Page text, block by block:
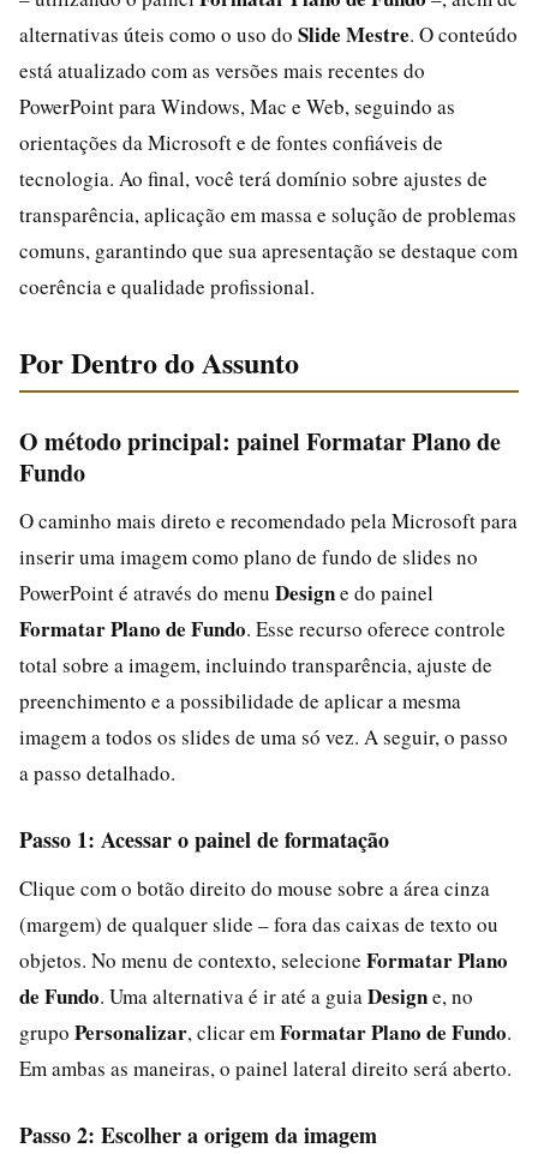
alternativas úteis como o uso do Slide Mestre. O conteúdo
está atualizado com as versões mais recentes do
PowerPoint para Windows, Mac e Web, seguindo as
orientações da Microsoft e de fontes confiáveis de
tecnologia. Ao final, você terá domínio sobre ajustes de
transparência, aplicação em massa e solução de problemas
comuns, garantindo que sua apresentação se destaque com
coerência e qualidade profissional.
Por Dentro do Assunto
O método principal: painel Formatar Plano de
Fundo
O caminho mais direto e recomendado pela Microsoft para
inserir uma imagem como plano de fundo de slides no
PowerPoint é através do menu Designe do painel
Formatar Plano de Fundo. Esse recurso oferece controle
total sobre a imagem, incluindo transparência, ajuste de
preenchimento e a possibilidade de aplicar a mesma
imagem a todos os slides de uma só vez. A seguir, o passo
a passo detalhado.
Passo 1: Acessar o painel de formatação
Clique com o botão direito do mouse sobre a área cinza
(margem) de qualquer slide – fora das caixas de texto ou
objetos. No menu de contexto, selecione Formatar Plano
de Fundo. Uma alternativa é ir até a guia Designe, no
grupo Personalizar, clicar em Formatar Plano de Fundo.
Em ambas as maneiras, o painel lateral direito será aberto.
Passo 2: Escolher a origem da imagem